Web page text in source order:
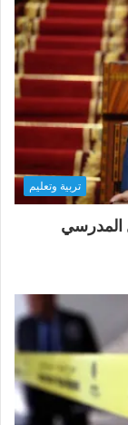
تربية وتعليم
المدرسي